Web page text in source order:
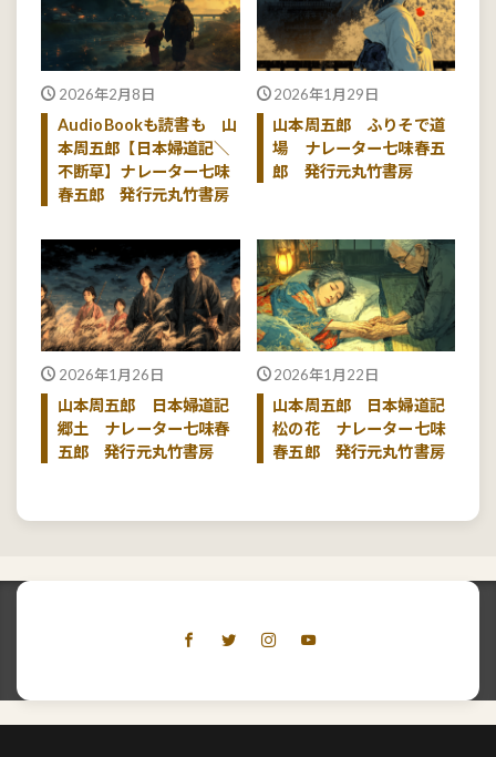
2026年2月8日
AudioBookも読書も 山
本周五郎【日本婦道記＼
不断草】ナレーター七味
春五郎 発行元丸竹書房
2026年1月29日
山本周五郎 ふりそで道
場 ナレーター七味春五
郎 発行元丸竹書房
2026年1月26日
山本周五郎 日本婦道記
郷土 ナレーター七味春
五郎 発行元丸竹書房
2026年1月22日
山本周五郎 日本婦道記
松の花 ナレーター七味
春五郎 発行元丸竹書房